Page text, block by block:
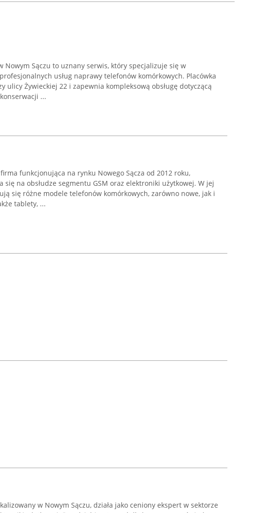
Nowym Sączu to uznany serwis, który specjalizuje się w
usług naprawy telefonów komórkowych. Placówka
ulicy Żywieckiej 22 i zapewnia kompleksową obsługę dotyczącą
...
firma funkcjonująca na rynku Nowego Sącza od 2012 roku,
się na obsłudze segmentu GSM oraz elektroniki użytkowej. W jej
się różne modele telefonów komórkowych, zarówno nowe, jak i
tablety, ...
w Nowym Sączu, działa jako ceniony ekspert w sektorze